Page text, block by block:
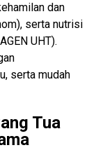
dan
serta nutrisi
UHT).
serta mudah
Tua